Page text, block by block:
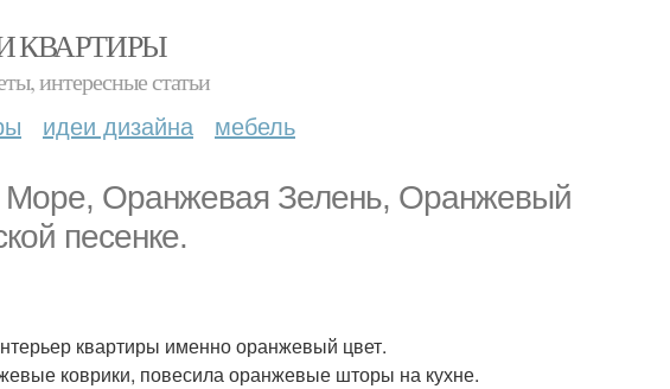
КВАРТИРЫ
интересные статьи
идеи дизайна мебель
Оранжевая Зелень, Оранжевый
песенке.
квартиры именно оранжевый цвет.
коврики, повесила оранжевые шторы на кухне.